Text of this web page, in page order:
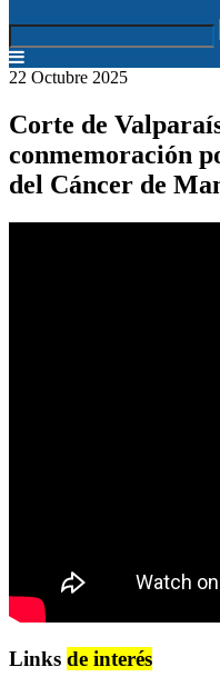
22 Octubre 2025
Corte de
conmemoración
del Cáncer de
Links de interés